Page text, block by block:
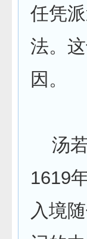
任凭
法。
因。
汤若
1619
入境